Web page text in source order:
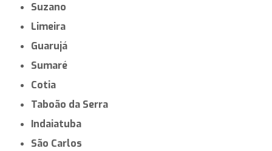
Suzano
Limeira
Guarujá
Sumaré
Cotia
Taboão da Serra
Indaiatuba
São Carlos